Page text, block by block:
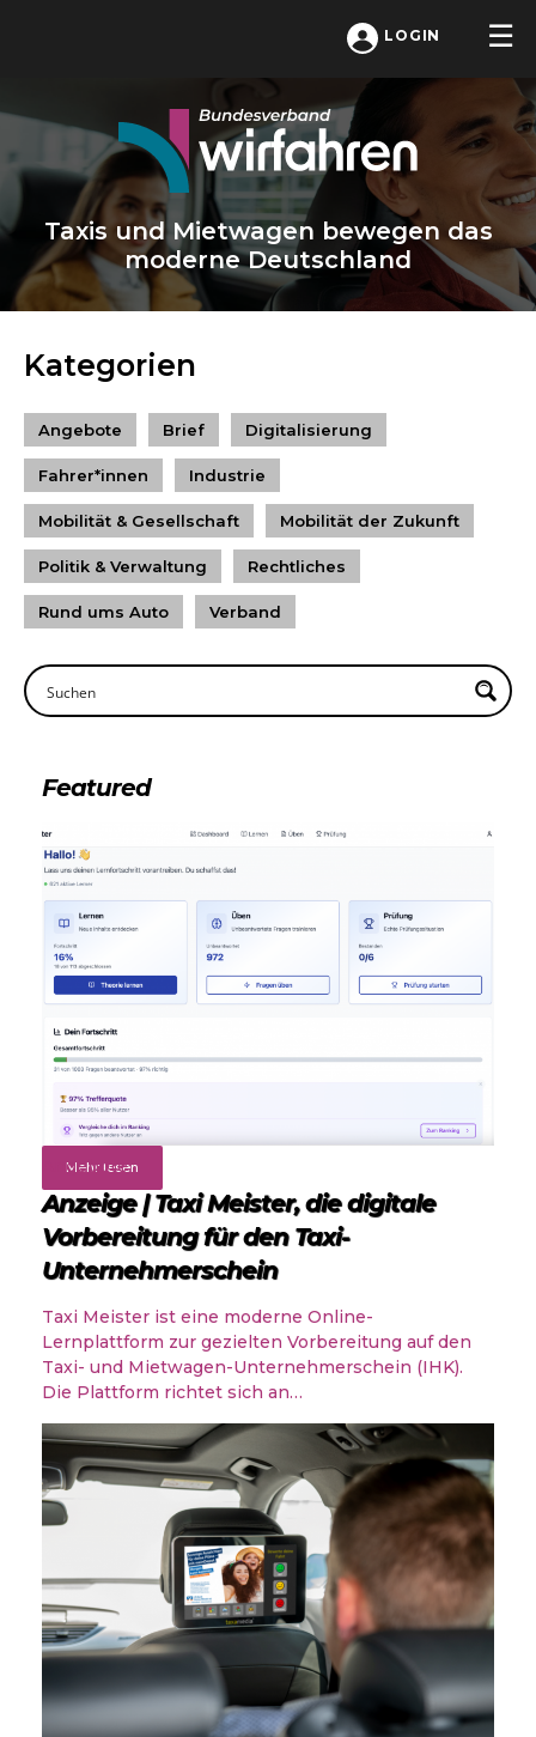
LOGIN
Taxis und Mietwagen bewegen das
moderne Deutschland
Kategorien
Angebote Brief Digitalisierung
Fahrer*innen Industrie
Mobilität & Gesellschaft Mobilität der Zukunft
Politik & Verwaltung Rechtliches
Rund ums Auto Verband
Featured
Mehr lesen
Angebote
Anzeige | Taxi Meister, die digitale
Vorbereitung für den Taxi-
Unternehmerschein
Taxi Meister ist eine moderne Online-
Lernplattform zur gezielten Vorbereitung auf den
Taxi- und Mietwagen-Unternehmerschein (IHK).
Die Plattform richtet sich an…